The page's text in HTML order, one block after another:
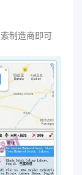
制造商即可